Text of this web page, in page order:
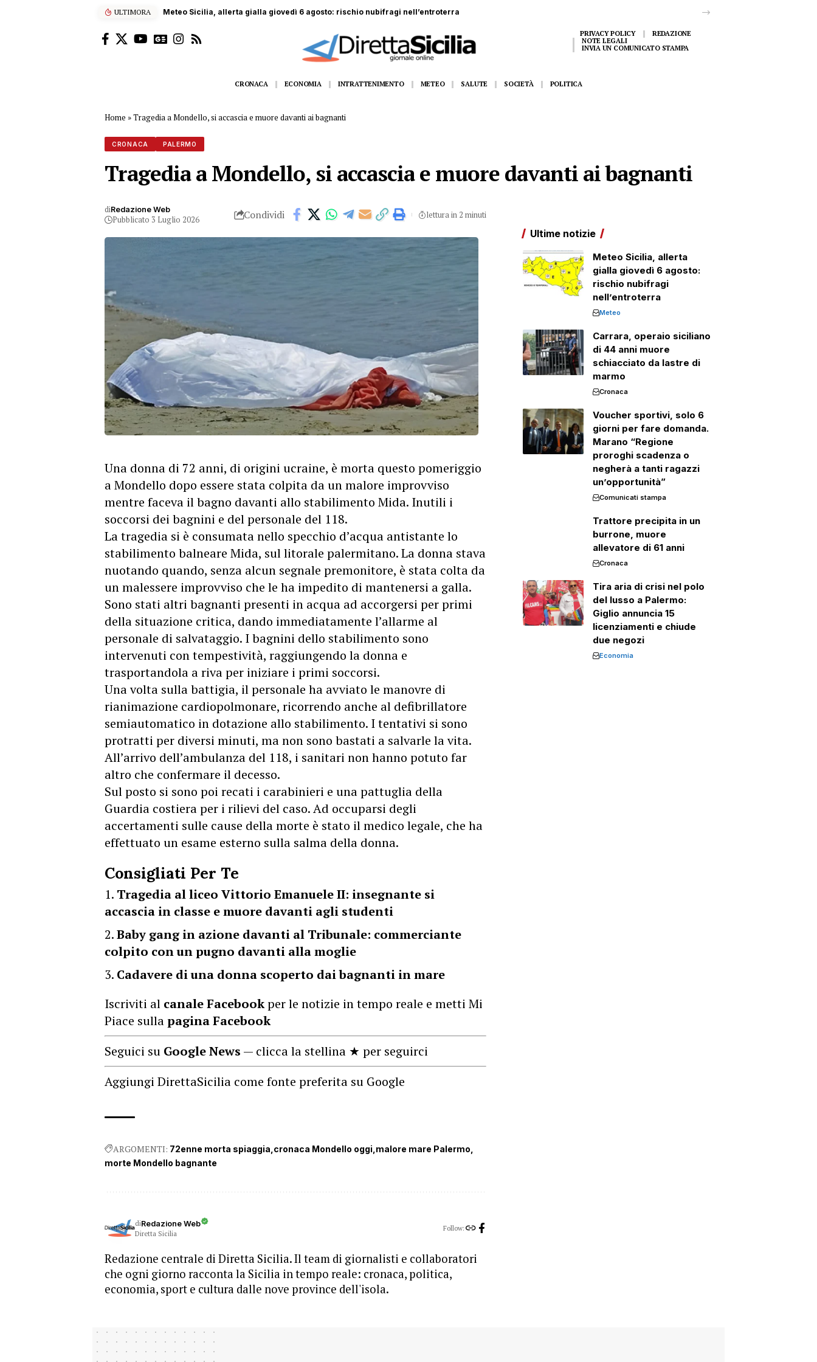
ULTIMORA Carrara, operaio siciliano di 44 anni muore schiacciato da lastre di marmo
PRIVACY POLICY
REDAZIONE
NOTE LEGALI
INVIA UN COMUNICATO STAMPA
CRONACA ECONOMIA INTRATTENIMENTO METEO SALUTE SOCIETÀ POLITICA
Home »Tragedia a Mondello, si accascia e muore davanti ai bagnanti
CRONACA PALERMO
Tragedia a Mondello, si accascia e muore davanti ai bagnanti
diRedazione Web
Pubblicato 3 Luglio 2026 Condividi lettura in 2 minuti
Una donna di 72 anni, di origini ucraine, è morta questo pomeriggio
a Mondello dopo essere stata colpita da un malore improvviso
mentre faceva il bagno davanti allo stabilimento Mida. Inutili i
soccorsi dei bagnini e del personale del 118.
La tragedia si è consumata nello specchio d’acqua antistante lo
stabilimento balneare Mida, sul litorale palermitano. La donna stava
nuotando quando, senza alcun segnale premonitore, è stata colta da
un malessere improvviso che le ha impedito di mantenersi a galla.
Sono stati altri bagnanti presenti in acqua ad accorgersi per primi
della situazione critica, dando immediatamente l’allarme al
personale di salvataggio. I bagnini dello stabilimento sono
intervenuti con tempestività, raggiungendo la donna e
trasportandola a riva per iniziare i primi soccorsi.
Una volta sulla battigia, il personale ha avviato le manovre di
rianimazione cardiopolmonare, ricorrendo anche al defibrillatore
semiautomatico in dotazione allo stabilimento. I tentativi si sono
protratti per diversi minuti, ma non sono bastati a salvarle la vita.
All’arrivo dell’ambulanza del 118, i sanitari non hanno potuto far
altro che confermare il decesso.
Sul posto si sono poi recati i carabinieri e una pattuglia della
Guardia costiera per i rilievi del caso. Ad occuparsi degli
accertamenti sulle cause della morte è stato il medico legale, che ha
effettuato un esame esterno sulla salma della donna.
Consigliati Per Te
Tragedia al liceo Vittorio Emanuele II: insegnante si
accascia in classe e muore davanti agli studenti
Baby gang in azione davanti al Tribunale: commerciante
colpito con un pugno davanti alla moglie
Cadavere di una donna scoperto dai bagnanti in mare
Iscriviti al canale Facebookper le notizie in tempo reale e metti Mi
Piace sullapagina Facebook
Seguici su Google News — clicca la stellina ★ per seguirci
Aggiungi DirettaSicilia come fonte preferita su Google
ARGOMENTI: 72enne morta spiaggia cronaca Mondello oggi malore mare Palermo
morte Mondello bagnante
diRedazione Web
Diretta Sicilia
Follow:
Redazione centrale di Diretta Sicilia. Il team di giornalisti e collaboratori
che ogni giorno racconta la Sicilia in tempo reale: cronaca, politica,
economia, sport e cultura dalle nove province dell'isola.
Ultime notizie
Meteo Sicilia, allerta
gialla giovedì 6 agosto:
rischio nubifragi
nell’entroterra
Meteo
Carrara, operaio siciliano
di 44 anni muore
schiacciato da lastre di
marmo
Cronaca
Voucher sportivi, solo 6
giorni per fare domanda.
Marano “Regione
proroghi scadenza o
negherà a tanti ragazzi
un’opportunità”
Comunicati stampa
Trattore precipita in un
burrone, muore
allevatore di 61 anni
Cronaca
Tira aria di crisi nel polo
del lusso a Palermo:
Giglio annuncia 15
licenziamenti e chiude
due negozi
Economia